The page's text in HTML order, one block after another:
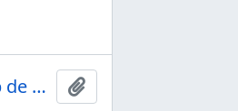
Ata da 250ª sessão ordinária do Conselho Universitário da Unesp de 13/12/2018
Adicionar a área de